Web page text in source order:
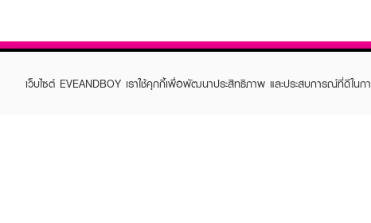
เว็บไซต์ EVEANDBOY เราใช้คุกกี้เพื่อพัฒนาประสิทธิภาพ และประสบการณ์ที่ดีใน